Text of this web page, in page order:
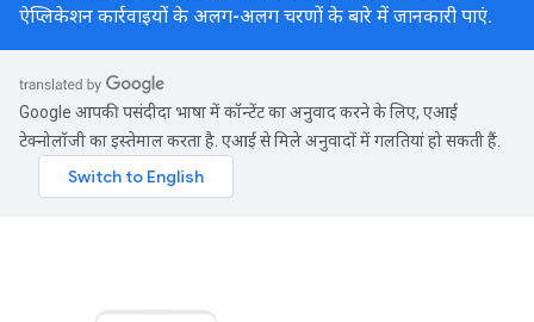
ऐप्लिकेशन कार्रवाइयों के अलग-अलग चरणों के बारे में जानकारी पाएं.
Google आपकी पसंदीदा भाषा में कॉन्टेंट का अनुवाद करने के लिए, एआई
टेक्नोलॉजी का इस्तेमाल करता है. एआई से मिले अनुवादों में गलतियां हो सकती हैं.